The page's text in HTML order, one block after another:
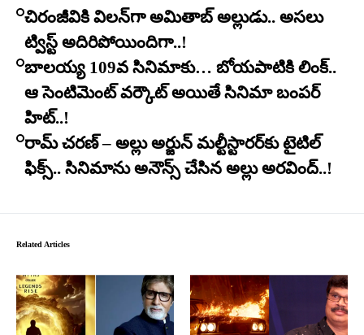
చిరంజీవికి విలన్‌గా అమితాబ్ అల్లుడు.. అసలు
ట్విస్ట్ అదిరిపోయిందిగా..!
బాలయ్య 109వ సినిమాకు… బోయపాటికి లింక్..
ఆ సెంటిమెంట్ వర్కౌట్ అయితే సినిమా బంపర్
హిట్..!
రామ్ చరణ్ – అల్లు అర్జున్ మల్టీస్టారర్​కు టైటిల్
ఫిక్స్.. సినిమాను అనౌన్స్ చేసిన అల్లు అరవింద్..!
Related Articles